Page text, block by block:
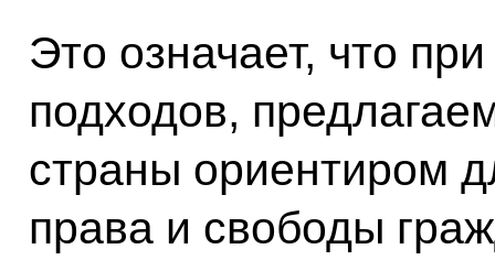
Это означает, что
подходов,
страны ориентиром
права и свободы